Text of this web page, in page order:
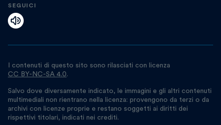
SEGUICI
I contenuti di questo sito sono rilasciati con licenza
CC BY-NC-SA 4.0.
Salvo dove diversamente indicato, le immagini e gli altri contenuti
multimediali non rientrano nella licenza: provengono da terzi o da
archivi con licenze proprie e restano soggetti ai diritti dei
rispettivi titolari, indicati nei crediti.